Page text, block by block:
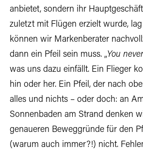
anbietet, sondern ihr
zuletzt mit Flügen erzielt wurde,
können wir Markenberater
dann ein Pfeil sein muss. „You
was uns dazu einfällt. Ein Flieger
hin oder her. Ein Pfeil, der nach
alles und nichts – oder doch: an
Sonnenbaden am Strand denken
genaueren Beweggründe für den
(warum auch immer?!) nicht.